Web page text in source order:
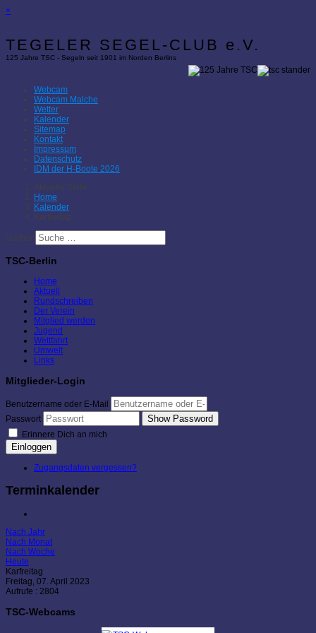
×
TEGELER SEGEL-CLUB e.V.
125 Jahre TSC - Segeln seit 1901 im Norden Berlins
Webcam
Webcam Malche
Wetter
Kalender
Sitemap
Kontakt
Impressum
Datenschutz
IDM der H-Boote 2026
Aktuelle Seite:
Home
Kalender
Karfreitag
Suchen
TSC-Berlin
Home
Aktuell
Rundschreiben
Der Verein
Mitglied werden
Jugend
Wettfahrt
Umwelt
Links
Mitglieder-Login
Benutzername oder E-Mail
Passwort
Show Password
Erinnere Dich an mich
Einloggen
Zugangsdaten vergessen?
Terminkalender
Nach Jahr
Nach Monat
Nach Woche
Heute
Karfreitag
Freitag, 07. April 2023
Aufrufe : 2804
TSC-Webcams